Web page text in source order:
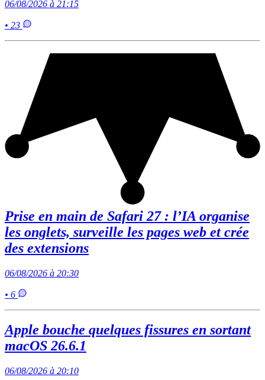
06/08/2026 à 21:15
• 23
Prise en main de Safari 27 : l’IA organise
les onglets, surveille les pages web et crée
des extensions
06/08/2026 à 20:30
• 6
Apple bouche quelques fissures en sortant
macOS 26.6.1
06/08/2026 à 20:10